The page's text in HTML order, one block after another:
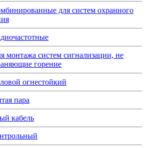
для систем охранного
монтажа систем сигнализации, не
горение
огнестойкий
пара
кабель